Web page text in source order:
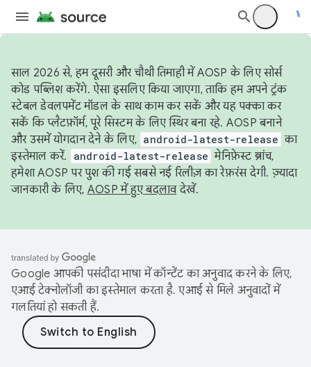
साल 2026 से, हम दूसरी और चौथी तिमाही में AOSP के लिए सोर्स
कोड पब्लिश करेंगे. ऐसा इसलिए किया जाएगा, ताकि हम अपने ट्रंक
स्टेबल डेवलपमेंट मॉडल के साथ काम कर सकें और यह पक्का कर
सकें कि प्लैटफ़ॉर्म, पूरे सिस्टम के लिए स्थिर बना रहे. AOSP बनाने
और उसमें योगदान देने के लिए, android-latest-release का
इस्तेमाल करें.
android-latest-release मेनिफ़ेस्ट ब्रांच,
हमेशा AOSP पर पुश की गई सबसे नई रिलीज़ का रेफ़रंस देगी. ज़्यादा
जानकारी के लिए, AOSP में हुए बदलावदेखें.
Google आपकी पसंदीदा भाषा में कॉन्टेंट का अनुवाद करने के लिए,
एआई टेक्नोलॉजी का इस्तेमाल करता है. एआई से मिले अनुवादों में
गलतियां हो सकती हैं.